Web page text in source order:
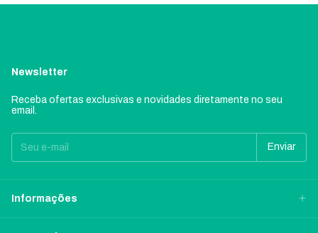
Newsletter
Receba ofertas exclusivas e novidades diretamente no seu
email.
Informações